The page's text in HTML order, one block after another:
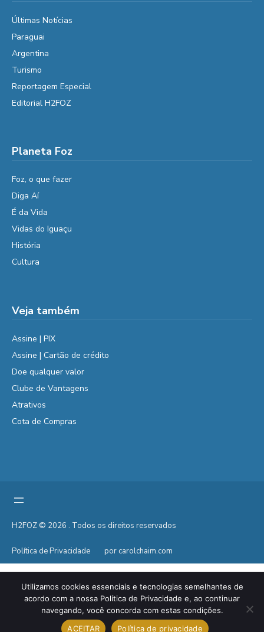
Últimas Notícias
Paraguai
Argentina
Turismo
Reportagem Especial
Editorial H2FOZ
Planeta Foz
Foz, o que fazer
Diga Aí
É da Vida
Vidas do Iguaçu
História
Cultura
Veja também
Assine | PIX
Assine | Cartão de crédito
Doe qualquer valor
Clube de Vantagens
Atrativos
Cota de Compras
H2FOZ © 2026 . Todos os direitos reservados
Política de Privacidade por carolchaim.com
Utilizamos cookies essenciais e tecnologias semelhantes de
acordo com a nossa Política de Privacidade e, ao continuar
navegando, você concorda com estas condições.
ACEITAR
Política de privacidade